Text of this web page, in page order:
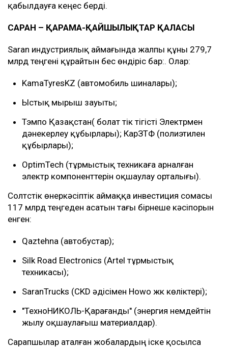
қабылдауға кеңес берді.
САРАН – ҚАРАМА-ҚАЙШЫЛЫҚТАР ҚАЛАСЫ
Saran индустриялық аймағында жалпы құны 279,7
млрд теңгені құрайтын бес өндіріс бар:. Олар:
KamaTyresKZ (автомобиль шиналары);
Ыстық мырыш зауыты;
Тэмпо Қазақстан( болат тік тігісті Электрмен
дәнекерлеу құбырлары); КарЗТФ (полиэтилен
құбырлары);
OptimTech (тұрмыстық техникаға арналған
электр компоненттерін оқшаулау орталығы).
Солтүстік өнеркәсіптік аймаққа инвестиция сомасы
117 млрд теңгеден асатын тағы бірнеше кәсіпорын
енген:
Qaztehna (автобустар);
Silk Road Electronics (Artel тұрмыстық
техникасы);
SaranTrucks (CKD әдісімен Howo жүк көліктері);
"ТехноНИКОЛЬ-Қарағанды" (энергия үнемдейтін
жылу оқшаулағыш материалдар).
Сарапшылар аталған жобалардың іске қосылса